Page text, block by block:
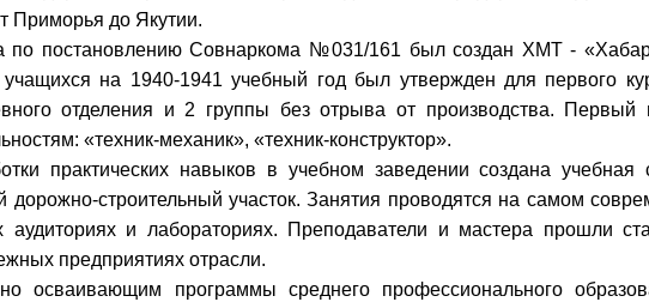
Приморья до Якутии.
по постановлению Совнаркома №031/161 был создан ХМТ -
учащихся на 1940-1941 учебный год был утвержден для первого
отделения и 2 группы без отрыва от производства. Первый
«техник-механик», «техник-конструктор».
практических навыков в учебном заведении создана учебная
дорожно-строительный участок. Занятия проводятся на самом
аудиториях и лабораториях. Преподаватели и мастера прошли
предприятиях отрасли.
осваивающим программы среднего профессионального